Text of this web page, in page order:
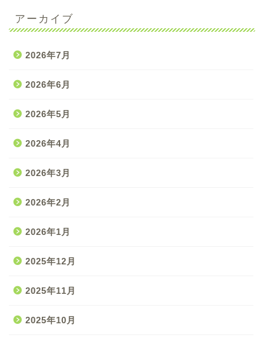
アーカイブ
2026年7月
2026年6月
2026年5月
2026年4月
2026年3月
2026年2月
2026年1月
2025年12月
2025年11月
2025年10月